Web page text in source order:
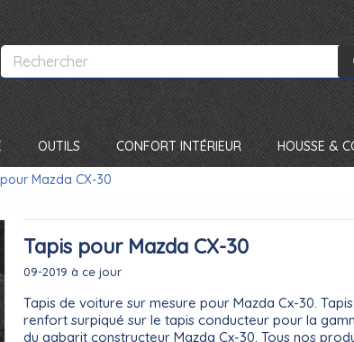
OUTILS CONFORT INTÉRIEUR HOUSSE &
Mazda CX-30
Tapis pour Mazda CX-30
09-2019 à ce jour
Tapis de voiture sur mesure pour Mazda Cx-30.
renfort surpiqué sur le tapis conducteur pour la
du gabarit constructeur Mazda Cx-30. Tous nos